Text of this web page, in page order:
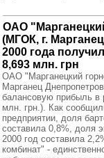
ОАО
(МГОК, г.
2000 года
8,693 млн. грн
ОАО "Марганецкий
Марганец
балансовую прибыль в
млн. грн.). Как
предприятии, доля
составила 0,8%, доля
2000 год составила
комбинат" -